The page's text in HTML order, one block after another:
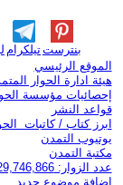
تيلكرامبنترست
الموقع الرئيسي
هيئة ادارة الحوار
إحصائيات مؤسسة
قواعد النشر
ابرز كتاب / كاتبات
يوتيوب التمدن
مكتبة التمدن
عدد الزوار: 3,429,746,866
اضافة موضوع جديد